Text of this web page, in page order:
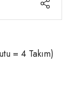
= 4 Takım)